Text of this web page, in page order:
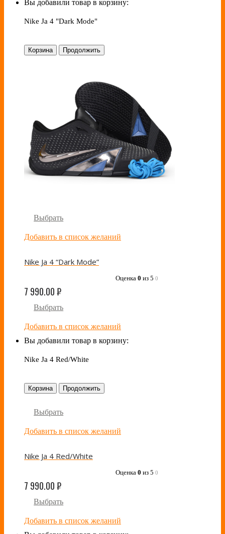
Вы добавили товар в корзину:
Nike Ja 4 "Dark Mode"
Корзина Продолжить
Выбрать
Добавить в список желаний
Nike Ja 4 “Dark Mode”
Оценка 0 из 5 0
7 990.00₽
Выбрать
Добавить в список желаний
Вы добавили товар в корзину:
Nike Ja 4 Red/White
Корзина Продолжить
Выбрать
Добавить в список желаний
Nike Ja 4 Red/White
Оценка 0 из 5 0
7 990.00₽
Выбрать
Добавить в список желаний